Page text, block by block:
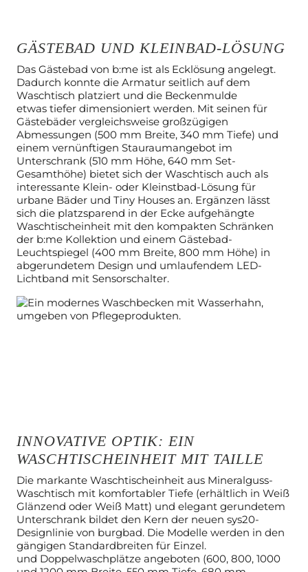
GÄSTEBAD UND KLEINBAD-LÖSUNG
Das Gästebad von b:me ist als Ecklösung angelegt.
Dadurch konnte die Armatur seitlich auf dem
Waschtisch platziert und die Beckenmulde
etwas tiefer dimensioniert werden. Mit seinen für
Gästebäder vergleichsweise großzügigen
Abmessungen (500 mm Breite, 340 mm Tiefe) und
einem vernünftigen Stauraumangebot im
Unterschrank (510 mm Höhe, 640 mm Set-
Gesamthöhe) bietet sich der Waschtisch auch als
interessante Klein- oder Kleinstbad-Lösung für
urbane Bäder und Tiny Houses an. Ergänzen lässt
sich die platzsparend in der Ecke aufgehängte
Waschtischeinheit mit den kompakten Schränken
der b:me Kollektion und einem Gästebad-
Leuchtspiegel (400 mm Breite, 800 mm Höhe) in
abgerundetem Design und umlaufendem LED-
Lichtband mit Sensorschalter.
INNOVATIVE OPTIK: EIN
WASCHTISCHEINHEIT MIT TAILLE
Die markante Waschtischeinheit aus Mineralguss-
Waschtisch mit komfortabler Tiefe (erhältlich in Weiß
Glänzend oder Weiß Matt) und elegant gerundetem
Unterschrank bildet den Kern der neuen sys20-
Designlinie von burgbad. Die Modelle werden in den
gängigen Standardbreiten für Einzel.
und Doppelwaschplätze angeboten (600, 800, 1000